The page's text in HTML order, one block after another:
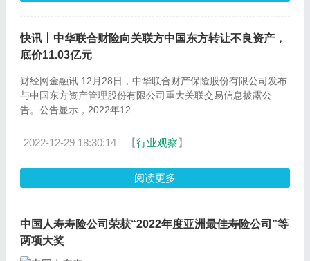
快讯丨中华联合财险向关联方中国东方转让不良资产，
底价11.03亿元
财经网金融讯 12月28日，中华联合财产保险股份有限公司发布
与中国东方资产管理股份有限公司重大关联交易信息披露公
告。公告显示，2022年12
2022-12-29 18:30:14 【行业观察】
阅读更多
中国人寿寿险公司荣获“2022年度亚洲最佳寿险公司”等
两项大奖